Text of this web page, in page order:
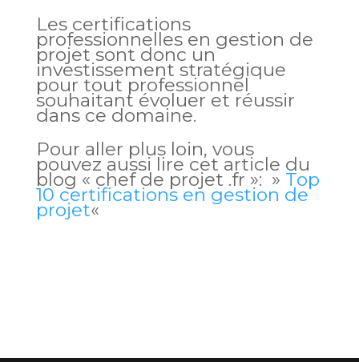
Les certifications
professionnelles en gestion de
projet sont donc un
investissement stratégique
pour tout professionnel
souhaitant évoluer et réussir
dans ce domaine.
Pour aller plus loin, vous
pouvez aussi lire cet article du
blog « chef de projet .fr »: » Top
10 certifications en gestion de
projet«